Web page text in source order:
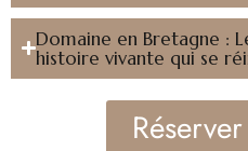
Domaine en Bretagne :
histoire vivante qui se